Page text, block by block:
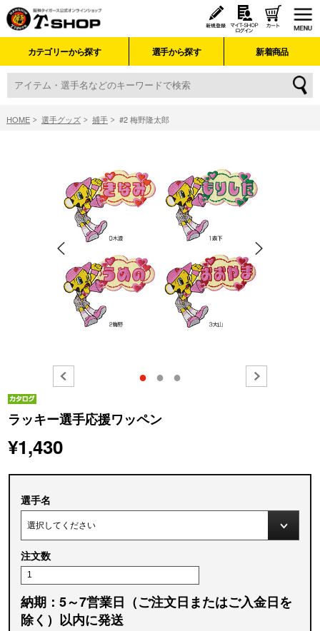
カテゴリーから探す 選手から探す 新着商品
HOME 選手グッズ 捕手 #2 梅野隆太郎
● ● ●
ラッキー選手応援ワッペン
¥1,430
選手名
注文数
納期：5～7営業日（ご注文日またはご入金日を
除く）以内に発送